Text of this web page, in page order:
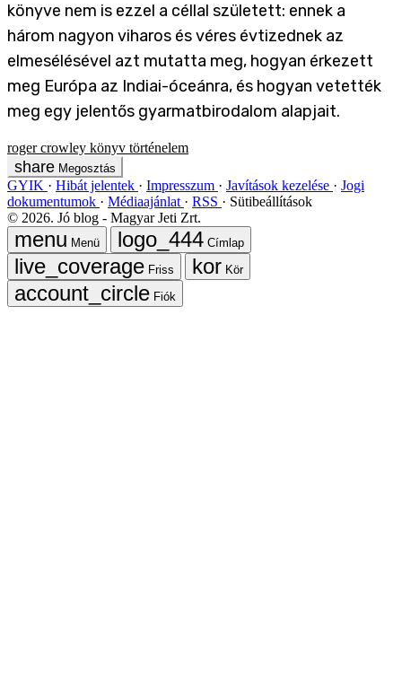
könyve nem is ezzel a céllal született: ennek a
három nagyon viharos és véres évtizednek az
elmesélésével azt mutatta meg, hogyan érkezett
meg Európa az Indiai-óceánra, és hogyan vetették
meg egy jelentős gyarmatbirodalom alapjait.
roger crowley könyv történelem
Megosztás
GYIK Hibát jelentek Impresszum Javítások kezelése
Jogi
dokumentumok
Médiaajánlat RSS
Sütibeállítások
© 2026. Jó blog - Magyar Jeti Zrt.
Menü
Címlap
Friss
Kör
Fiók